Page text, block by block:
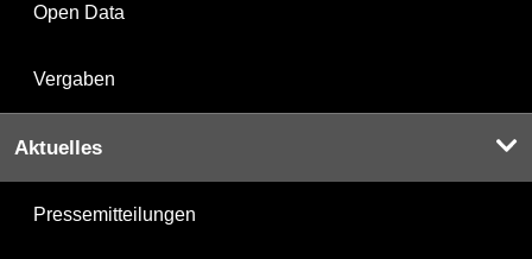
Open Data
Vergaben
Aktuelles
Pressemitteilungen